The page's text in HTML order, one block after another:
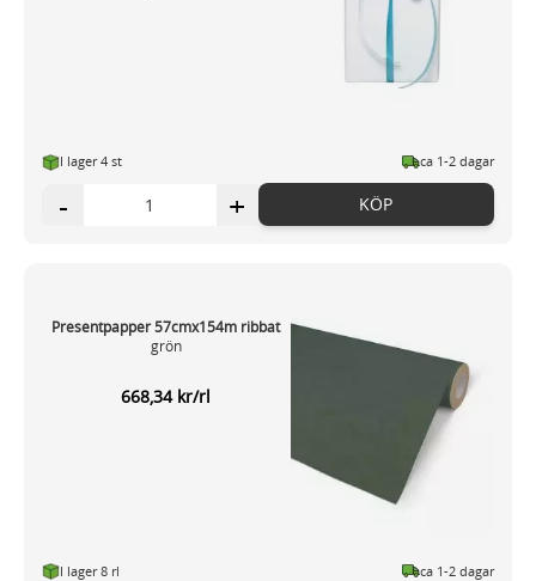
I lager 4 st ca 1-2 dagar
- + KÖP
Presentpapper 57cmx154m ribbat
grön
668,34 kr/rl
I lager 8 rl ca 1-2 dagar